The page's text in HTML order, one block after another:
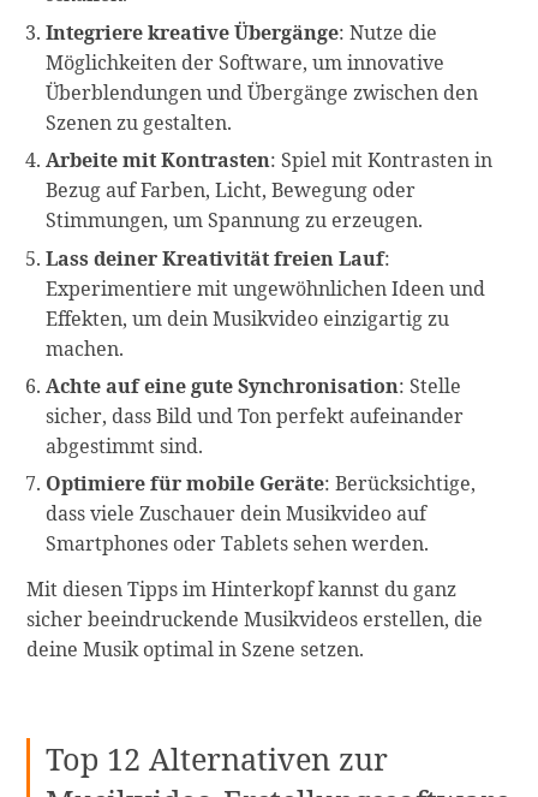
Integriere kreative Übergänge: Nutze die
Möglichkeiten der Software, um innovative
Überblendungen und Übergänge zwischen den
Szenen zu gestalten.
Arbeite mit Kontrasten: Spiel mit Kontrasten in
Bezug auf Farben, Licht, Bewegung oder
Stimmungen, um Spannung zu erzeugen.
Lass deiner Kreativität freien Lauf:
Experimentiere mit ungewöhnlichen Ideen und
Effekten, um dein Musikvideo einzigartig zu
machen.
Achte auf eine gute Synchronisation: Stelle
sicher, dass Bild und Ton perfekt aufeinander
abgestimmt sind.
Optimiere für mobile Geräte: Berücksichtige,
dass viele Zuschauer dein Musikvideo auf
Smartphones oder Tablets sehen werden.
Mit diesen Tipps im Hinterkopf kannst du ganz
sicher beeindruckende Musikvideos erstellen, die
deine Musik optimal in Szene setzen.
Top 12 Alternativen zur